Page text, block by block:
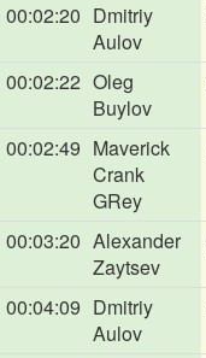
00:02:20 Dmitriy
Aulov
00:02:22 Oleg
Buylov
00:02:49 Maverick
Crank
GRey
00:03:20 Alexander
Zaytsev
00:04:09 Dmitriy
Aulov